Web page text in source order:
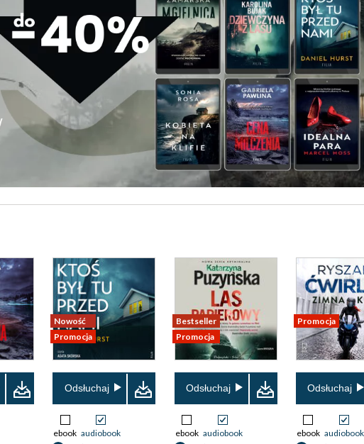
Nowość
Promocja
Odsłuchaj
ebook audiobook
Bestseller
Promocja
Odsłuchaj
ebook audiobook
Promocja
Odsłuchaj
ebook audiobook